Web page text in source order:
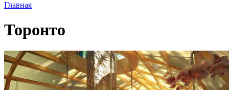
Главная
Торонто